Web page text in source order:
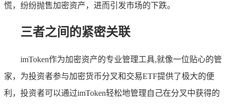
慌，纷纷抛售加密资产，进而引发市场的下跌。
三者之间的紧密关联
imToken作为加密资产的专业管理工具,就像一位贴心的管
家，为投资者参与加密货币分叉和交易ETF提供了极大的便
利，投资者可以通过imToken轻松地管理自己在分叉中获得的